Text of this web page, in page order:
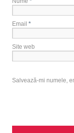
Email *
Site web
Salvează-mi numele,